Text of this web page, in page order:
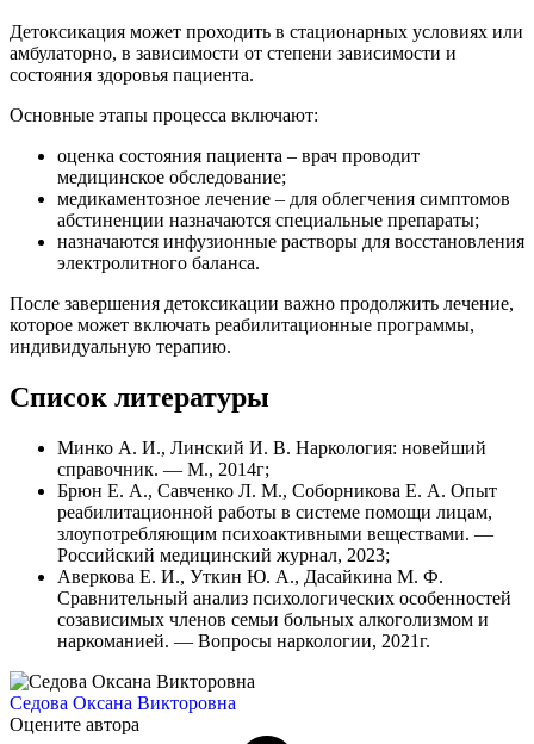
Детоксикация может проходить в стационарных условиях или
амбулаторно, в зависимости от степени зависимости и
состояния здоровья пациента.
Основные этапы процесса включают:
оценка состояния пациента – врач проводит
медицинское обследование;
медикаментозное лечение – для облегчения симптомов
абстиненции назначаются специальные препараты;
назначаются инфузионные растворы для восстановления
электролитного баланса.
После завершения детоксикации важно продолжить лечение,
которое может включать реабилитационные программы,
индивидуальную терапию.
Список литературы
Минко А. И., Линский И. В. Наркология: новейший
справочник. — М., 2014г;
Брюн Е. А., Савченко Л. М., Соборникова Е. А. Опыт
реабилитационной работы в системе помощи лицам,
злоупотребляющим психоактивными веществами. —
Российский медицинский журнал, 2023;
Аверкова Е. И., Уткин Ю. А., Дасайкина М. Ф.
Сравнительный анализ психологических особенностей
созависимых членов семьи больных алкоголизмом и
наркоманией. — Вопросы наркологии, 2021г.
Седова Оксана Викторовна
Оцените автора